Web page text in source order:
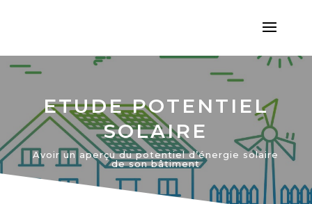
ETUDE POTENTIEL
SOLAIRE
Avoir un aperçu du potentiel d’énergie solaire
de son bâtiment